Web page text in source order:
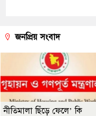
জনপ্রিয় সংবাদ
নীতিমালা ছিঁড়ে ফেলে’ কি